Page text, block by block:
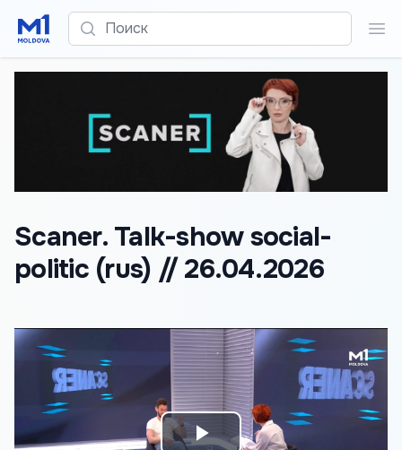
Поиск
Scaner. Talk-show social-
politic (rus) // 26.04.2026